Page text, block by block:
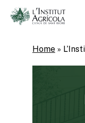
Skip
Home »